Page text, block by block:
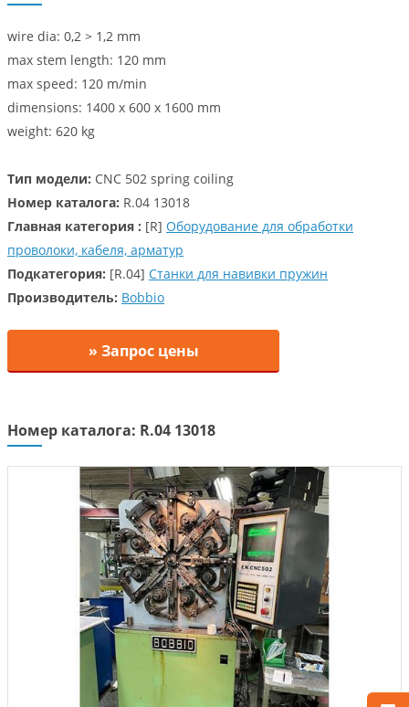
wire dia: 0,2 > 1,2 mm
max stem length: 120 mm
max speed: 120 m/min
dimensions: 1400 x 600 x 1600 mm
weight: 620 kg
Тип модели: CNC 502 spring coiling
Номер каталога: R.04 13018
Главная категория : [R] Оборудование для обработки
проволоки, кабеля, арматур
Подкатегория: [R.04] Станки для навивки пружин
Производитель: Bobbio
» Запрос цены
Номер каталога: R.04 13018